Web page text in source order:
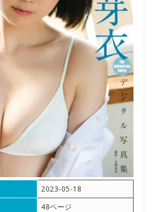
2023-05-18
48ページ